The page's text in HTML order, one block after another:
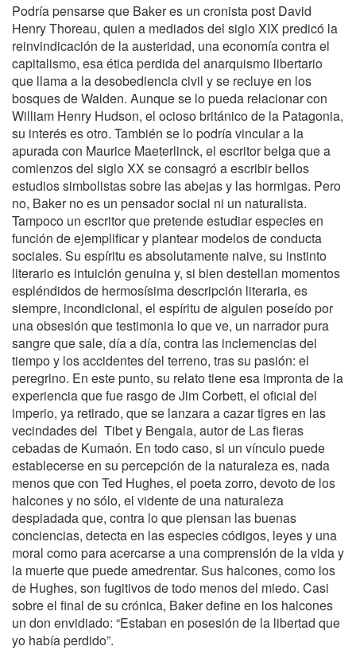
Podría pensarse que Baker es un cronista post David
Henry Thoreau, quien a mediados del siglo XIX predicó la
reinvindicación de la austeridad, una economía contra el
capitalismo, esa ética perdida del anarquismo libertario
que llama a la desobediencia civil y se recluye en los
bosques de Walden. Aunque se lo pueda relacionar con
William Henry Hudson, el ocioso británico de la Patagonia,
su interés es otro. También se lo podría vincular a la
apurada con Maurice Maeterlinck, el escritor belga que a
comienzos del siglo XX se consagró a escribir bellos
estudios simbolistas sobre las abejas y las hormigas. Pero
no, Baker no es un pensador social ni un naturalista.
Tampoco un escritor que pretende estudiar especies en
función de ejemplificar y plantear modelos de conducta
sociales. Su espíritu es absolutamente naive, su instinto
literario es intuición genuina y, si bien destellan momentos
espléndidos de hermosísima descripción literaria, es
siempre, incondicional, el espíritu de alguien poseído por
una obsesión que testimonia lo que ve, un narrador pura
sangre que sale, día a día, contra las inclemencias del
tiempo y los accidentes del terreno, tras su pasión: el
peregrino. En este punto, su relato tiene esa impronta de la
experiencia que fue rasgo de Jim Corbett, el oficial del
imperio, ya retirado, que se lanzara a cazar tigres en las
vecindades del Tibet y Bengala, autor de Las fieras
cebadas de Kumaón. En todo caso, si un vínculo puede
establecerse en su percepción de la naturaleza es, nada
menos que con Ted Hughes, el poeta zorro, devoto de los
halcones y no sólo, el vidente de una naturaleza
despiadada que, contra lo que piensan las buenas
conciencias, detecta en las especies códigos, leyes y una
moral como para acercarse a una comprensión de la vida y
la muerte que puede amedrentar. Sus halcones, como los
de Hughes, son fugitivos de todo menos del miedo. Casi
sobre el final de su crónica, Baker define en los halcones
un don envidiado: “Estaban en posesión de la libertad que
yo había perdido”.